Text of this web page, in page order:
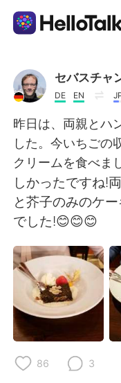
Appli
AI Grammar
Français
English
繁體中文
العربية
日本語
セバスチャ
DE EN
昨日は、両親とハ
した。今いちごの
クリームを食べま
しかったですね!
と芥子のみのケ
でした!😊😊😊
86 3